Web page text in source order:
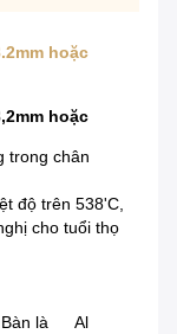
hoặc
hoặc
trong chân
độ trên 538'C,
cho tuổi thọ
Bàn là
Al